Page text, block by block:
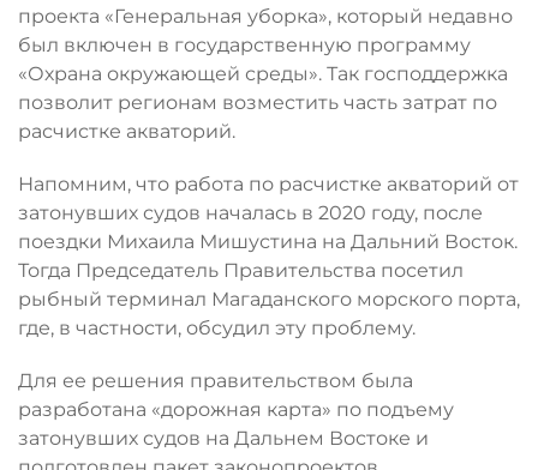
проекта «Генеральная уборка», который недавно
был включен в государственную программу
«Охрана окружающей среды». Так господдержка
позволит регионам возместить часть затрат по
расчистке акваторий.
Напомним, что работа по расчистке акваторий от
затонувших судов началась в 2020 году, после
поездки Михаила Мишустина на Дальний Восток.
Тогда Председатель Правительства посетил
рыбный терминал Магаданского морского порта,
где, в частности, обсудил эту проблему.
Для ее решения правительством была
разработана «дорожная карта» по подъему
затонувших судов на Дальнем Востоке и